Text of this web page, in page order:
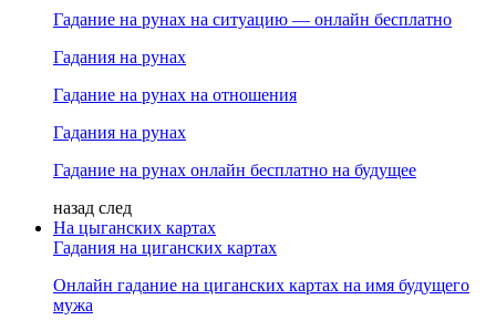
Гадание на рунах на ситуацию — онлайн бесплатно
Гадания на рунах
Гадание на рунах на отношения
Гадания на рунах
Гадание на рунах онлайн бесплатно на будущее
назад след
На цыганских картах
Гадания на циганских картах
Онлайн гадание на циганских картах на имя будущего
мужа